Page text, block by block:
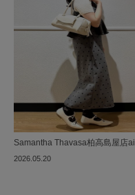
2026.05.20
Samantha Thavasa柏高島屋店ai